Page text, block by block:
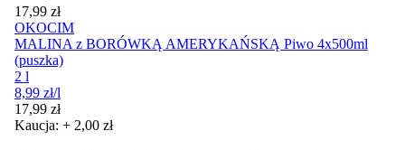
Cena
17,99 zł
OKOCIM
MALINA z BORÓWKĄ AMERYKAŃSKĄ Piwo 4x500ml
(puszka)
2 l
8,99 zł/l
Cena
17,99 zł
Kaucja: + 2,00 zł